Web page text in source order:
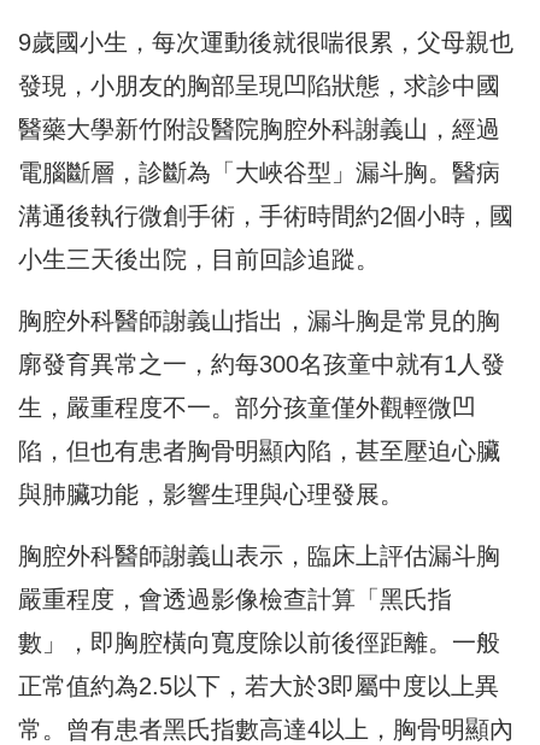
9歲國小生，每次運動後就很喘很累，父母親也
發現，小朋友的胸部呈現凹陷狀態，求診中國
醫藥大學新竹附設醫院胸腔外科謝義山，經過
電腦斷層，診斷為「大峽谷型」漏斗胸。醫病
溝通後執行微創手術，手術時間約2個小時，國
小生三天後出院，目前回診追蹤。
胸腔外科醫師謝義山指出，漏斗胸是常見的胸
廓發育異常之一，約每300名孩童中就有1人發
生，嚴重程度不一。部分孩童僅外觀輕微凹
陷，但也有患者胸骨明顯內陷，甚至壓迫心臟
與肺臟功能，影響生理與心理發展。
胸腔外科醫師謝義山表示，臨床上評估漏斗胸
嚴重程度，會透過影像檢查計算「黑氏指
數」，即胸腔橫向寬度除以前後徑距離。一般
正常值約為2.5以下，若大於3即屬中度以上異
常。曾有患者黑氏指數高達4以上，胸骨明顯內